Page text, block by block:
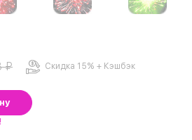
₽ Скидка 15% + Кэшбэк